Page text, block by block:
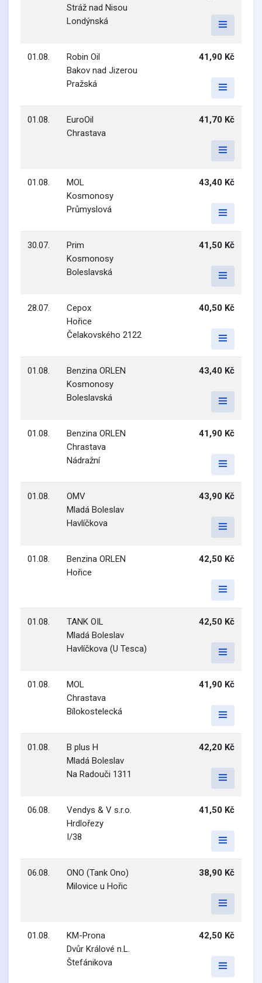
Stráž nad Nisou
Londýnská
01.08.
Robin Oil
Bakov nad Jizerou
Pražská
41,90 Kč
01.08.
EuroOil
Chrastava
41,70 Kč
01.08.
MOL
Kosmonosy
Průmyslová
43,40 Kč
30.07.
Prim
Kosmonosy
Boleslavská
41,50 Kč
28.07.
Cepox
Hořice
Čelakovského 2122
40,50 Kč
01.08.
Benzina ORLEN
Kosmonosy
Boleslavská
43,40 Kč
01.08.
Benzina ORLEN
Chrastava
Nádražní
41,90 Kč
01.08.
OMV
Mladá Boleslav
Havlíčkova
43,90 Kč
01.08.
Benzina ORLEN
Hořice
42,50 Kč
01.08.
TANK OIL
Mladá Boleslav
Havlíčkova (U Tesca)
42,50 Kč
01.08.
MOL
Chrastava
Bílokostelecká
41,90 Kč
01.08.
B plus H
Mladá Boleslav
Na Radouči 1311
42,20 Kč
06.08.
Vendys & V s.r.o.
Hrdlořezy
I/38
41,50 Kč
06.08.
ONO (Tank Ono)
Milovice u Hořic
38,90 Kč
01.08.
KM-Prona
Dvůr Králové n.L.
Štefánikova
42,50 Kč